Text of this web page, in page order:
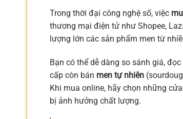
Trong thời đại công nghệ số, việc
thương mại điện tử như Shopee,
lượng lớn các sản phẩm men từ
Bạn có thể dễ dàng so sánh giá,
cấp còn bán men tự nhiên
Khi mua online, hãy chọn những
bị ảnh hưởng chất lượng.